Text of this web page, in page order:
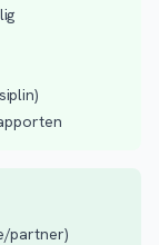
partner)